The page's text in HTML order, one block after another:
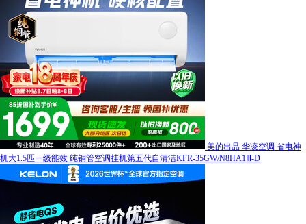
美的出品 华凌空调 省电神
机大1.5匹一级能效 纯铜管空调挂机第五代自清洁KFR-35GW/N8HA1Ⅲ-D